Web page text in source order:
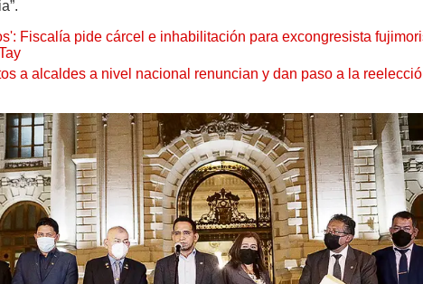
a alcaldes a nivel nacional renuncian y dan paso a la reelección